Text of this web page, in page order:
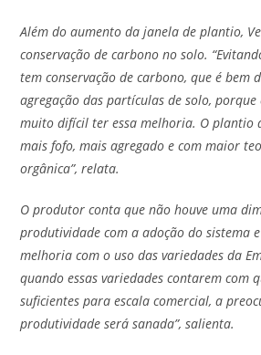
Além do aumento da janela de plantio,
conservação de carbono no solo.
tem conservação de carbono, que é bem
agregação das partículas de solo,
muito difícil ter essa melhoria. O plantio
mais fofo, mais agregado e com maior
orgânica”, relata.
O produtor conta que não houve uma
produtividade com a adoção do sistema
melhoria com o uso das variedades da
quando essas variedades contarem com
suficientes para escala comercial, a
produtividade será sanada”, salienta.